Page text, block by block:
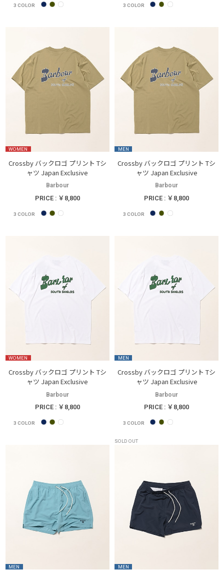
3 COLOR 3 COLOR
WOMEN
Crossby バックロゴ プリント Tシ
ャツ Japan Exclusive
Barbour
PRICE : ￥8,800
3 COLOR
MEN
Crossby バックロゴ プリント Tシ
ャツ Japan Exclusive
Barbour
PRICE : ￥8,800
3 COLOR
WOMEN
Crossby バックロゴ プリント Tシ
ャツ Japan Exclusive
Barbour
PRICE : ￥8,800
3 COLOR
MEN
Crossby バックロゴ プリント Tシ
ャツ Japan Exclusive
Barbour
PRICE : ￥8,800
3 COLOR
MEN
SOLD OUT
MEN